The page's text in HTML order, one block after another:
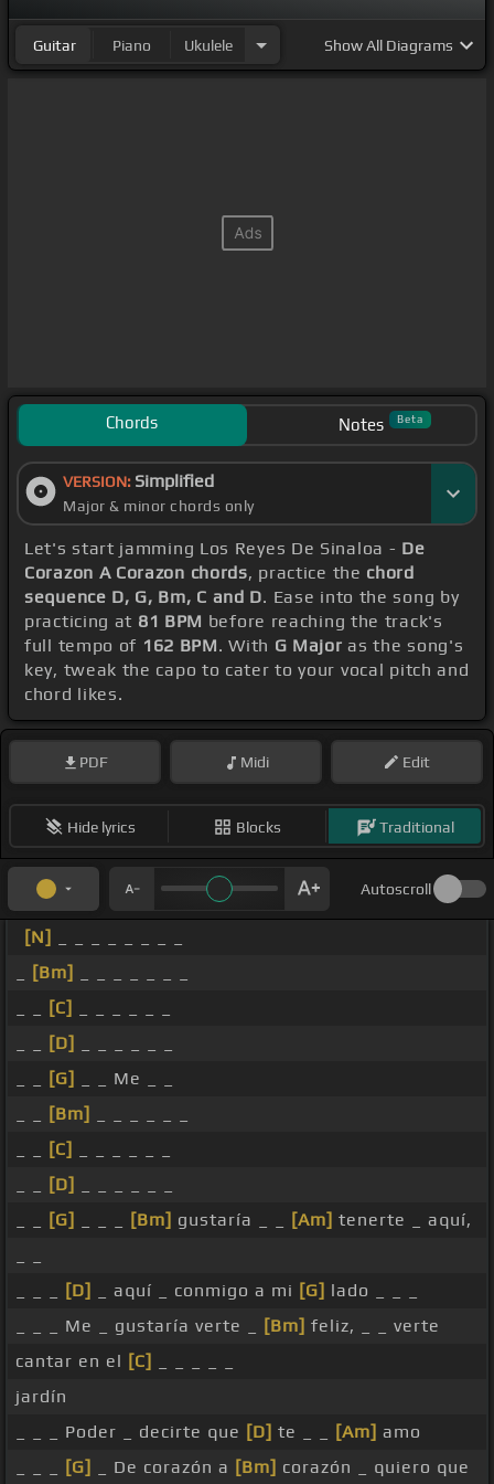
Guitar Piano Ukulele ShowAll Diagrams
Chords Notes Beta
VERSION: Simplified
Major & minor chords only
Let's start jamming Los Reyes De Sinaloa - De
Corazon A Corazon chords, practice the chord
sequence D, G, Bm, C and D. Ease into the song by
practicing at 81 BPM before reaching the track's
full tempo of 162 BPM. With G Major as the song's
key, tweak the capo to cater to your vocal pitch and
chord likes.
PDF Midi Edit
Hide lyrics Blocks Traditional
Autoscroll
[N]
[Bm]
[C]
[D]
[G]
_ _ Me _ _
[Bm]
[C]
[D]
[G] [Bm] gustaría _ _ [Am] tenerte _ aquí,
[D] _ aquí _ conmigo a mi [G] lado _ _ _
_ _ _ Me _ gustaría verte _
[Bm] feliz, _ _ verte
cantar en el [C]
jardín
_ _ _ Poder _ decirte que [D] te _ _ [Am] amo
[G] _ De corazón a [Bm] corazón _ quiero que